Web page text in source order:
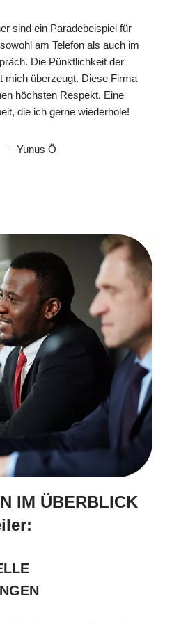
sind ein Paradebeispiel für
am Telefon als auch im
Die Pünktlichkeit der
mich überzeugt. Diese Firma
höchsten Respekt. Eine
die ich gerne wiederhole!
– Yunus Ö
IM ÜBERBLICK